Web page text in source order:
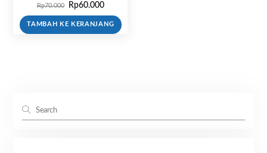
Rp70.000
Harga
aslinya
Rp60.000Harga
saat
TAMBAH KE KERANJANG